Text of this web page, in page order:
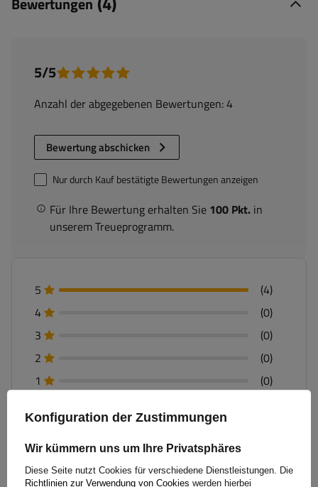
5/5
Anzahl der abgegebenen Bewertungen: 4
Bewertung abschicken
Für Ihre Bewertung erhalten Sie 100 Pkt. in
unserem Treueprogramm.
Nur durch Kauf bestätigte Bewertungen anzeigen
5
(4)
4
(0)
3
(0)
2
(0)
1
(0)
Klicken Sie auf die Bewertung, um Bewertungen zu filtern
5/5 Die Bewertung mit dem Kauf bestätigt
Konfiguration der Zustimmungen
Wir kümmern uns um Ihre Privatsphäres
Diese Seite nutzt Cookies für verschiedene Dienstleistungen. Die
Richtlinien zur Verwendung von Cookies werden hierbei